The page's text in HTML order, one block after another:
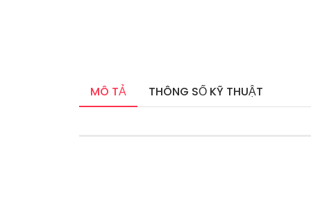
MÔ TẢ THÔNG SỐ KỸ THUẬT